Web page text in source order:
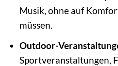
Musik, ohne auf
müssen.
Outdoor-
Sportveranstaltungen,